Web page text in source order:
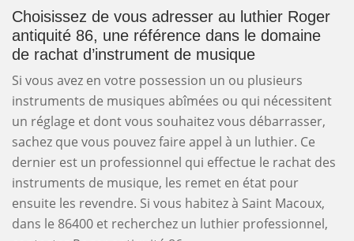
Choisissez de vous adresser au luthier Roger
antiquité 86, une référence dans le domaine
de rachat d’instrument de musique
Si vous avez en votre possession un ou plusieurs
instruments de musiques abîmées ou qui nécessitent
un réglage et dont vous souhaitez vous débarrasser,
sachez que vous pouvez faire appel à un luthier. Ce
dernier est un professionnel qui effectue le rachat des
instruments de musique, les remet en état pour
ensuite les revendre. Si vous habitez à Saint Macoux,
dans le 86400 et recherchez un luthier professionnel,